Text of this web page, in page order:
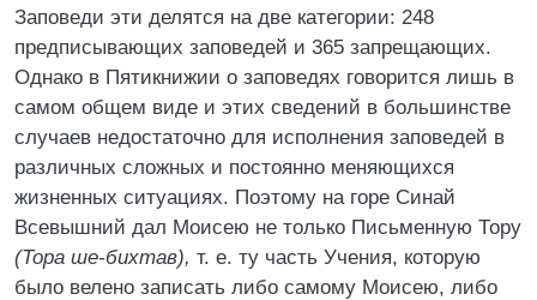
Заповеди эти делятся на две категории: 248
предписывающих заповедей и 365 запрещающих.
Однако в Пятикнижии о заповедях говорится лишь в
самом общем виде и этих сведений в большинстве
случаев недостаточно для исполнения заповедей в
различных сложных и постоянно меняющихся
жизненных ситуациях. Поэтому на горе Синай
Всевышний дал Моисею не только Письменную Тору
(Тора ше-бихтав), т. е. ту часть Учения, которую
было велено записать либо самому Моисею, либо